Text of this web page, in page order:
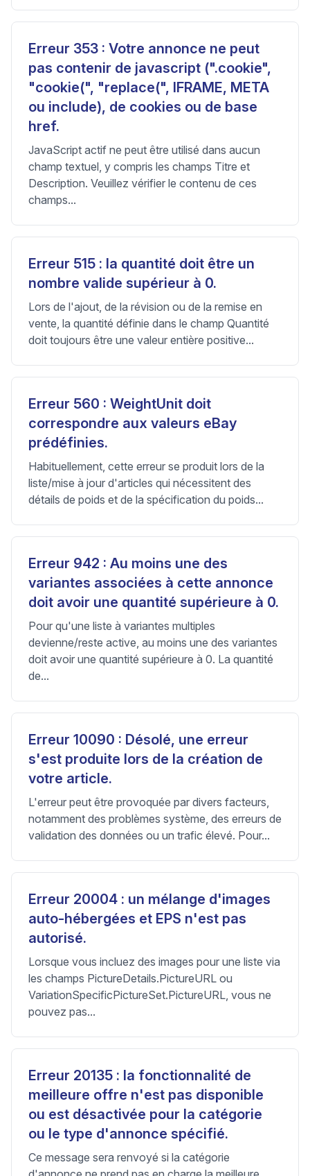
Erreur 353 : Votre annonce ne peut
pas contenir de javascript (".cookie",
"cookie(", "replace(", IFRAME, META
ou include), de cookies ou de base
href.
JavaScript actif ne peut être utilisé dans aucun
champ textuel, y compris les champs Titre et
Description. Veuillez vérifier le contenu de ces
champs...
Erreur 515 : la quantité doit être un
nombre valide supérieur à 0.
Lors de l'ajout, de la révision ou de la remise en
vente, la quantité définie dans le champ Quantité
doit toujours être une valeur entière positive...
Erreur 560 : WeightUnit doit
correspondre aux valeurs eBay
prédéfinies.
Habituellement, cette erreur se produit lors de la
liste/mise à jour d'articles qui nécessitent des
détails de poids et de la spécification du poids...
Erreur 942 : Au moins une des
variantes associées à cette annonce
doit avoir une quantité supérieure à 0.
Pour qu'une liste à variantes multiples
devienne/reste active, au moins une des variantes
doit avoir une quantité supérieure à 0. La quantité
de...
Erreur 10090 : Désolé, une erreur
s'est produite lors de la création de
votre article.
L'erreur peut être provoquée par divers facteurs,
notamment des problèmes système, des erreurs de
validation des données ou un trafic élevé. Pour...
Erreur 20004 : un mélange d'images
auto-hébergées et EPS n'est pas
autorisé.
Lorsque vous incluez des images pour une liste via
les champs PictureDetails.PictureURL ou
VariationSpecificPictureSet.PictureURL, vous ne
pouvez pas...
Erreur 20135 : la fonctionnalité de
meilleure offre n'est pas disponible
ou est désactivée pour la catégorie
ou le type d'annonce spécifié.
Ce message sera renvoyé si la catégorie